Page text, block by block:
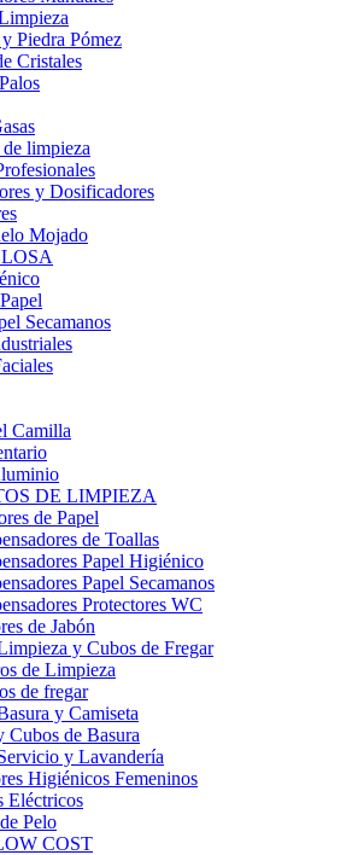
Piedra Pómez
Cristales
limpieza
y Dosificadores
Mojado
Secamanos
Camilla
DE LIMPIEZA
de Papel
de Toallas
Papel Higiénico
Papel Secamanos
Protectores WC
de Jabón
y Cubos de Fregar
de Limpieza
de fregar
y Camiseta
Cubos de Basura
y Lavandería
Higiénicos Femeninos
Eléctricos
Pelo
COST